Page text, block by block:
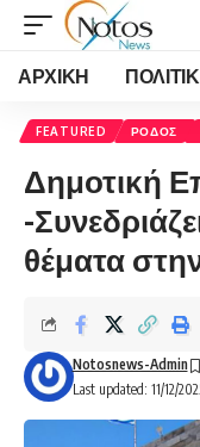
ΑΡΧΙΚΗ
FEATURED ΡΟΔΟΣ
Δημοτική
-
θέματα
Last updated: 11/12/
Notosnews-Admin